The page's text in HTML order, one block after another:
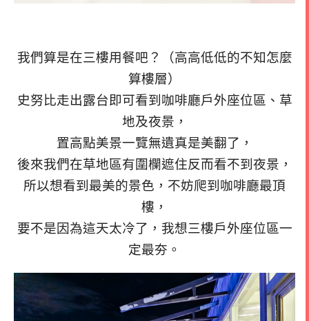
我們算是在三樓用餐吧？（高高低低的不知怎麼
算樓層）
史努比走出露台即可看到咖啡廳戶外座位區、草
地及夜景，
置高點美景一覽無遺真是美翻了，
後來我們在草地區有圍欄遮住反而看不到夜景，
所以想看到最美的景色，不妨爬到咖啡廳最頂
樓，
要不是因為這天太冷了，我想三樓戶外座位區一
定最夯。